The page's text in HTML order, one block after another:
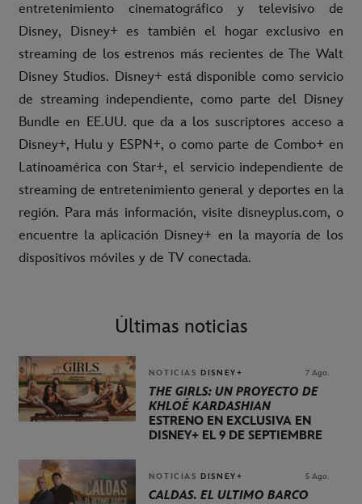
entretenimiento cinematográfico y televisivo de
Disney, Disney+ es también el hogar exclusivo en
streaming de los estrenos más recientes de The Walt
Disney Studios. Disney+ está disponible como servicio
de streaming independiente, como parte del Disney
Bundle en EE.UU. que da a los suscriptores acceso a
Disney+, Hulu y ESPN+, o como parte de Combo+ en
Latinoamérica con Star+, el servicio independiente de
streaming de entretenimiento general y deportes en la
región. Para más información, visite disneyplus.com, o
encuentre la aplicación Disney+ en la mayoría de los
dispositivos móviles y de TV conectada.
Últimas noticias
NOTICIAS DISNEY+ 7 Ago.
THE GIRLS: UN PROYECTO DE
KHLOÉ KARDASHIAN
ESTRENO EN EXCLUSIVA EN
DISNEY+ EL 9 DE SEPTIEMBRE
NOTICIAS DISNEY+ 5 Ago.
CALDAS. EL ÚLTIMO BARCO